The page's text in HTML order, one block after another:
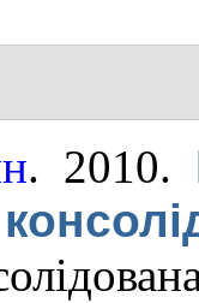
. 2010.